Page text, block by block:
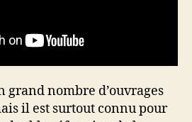
nombre d’ouvrages
il est surtout connu pour